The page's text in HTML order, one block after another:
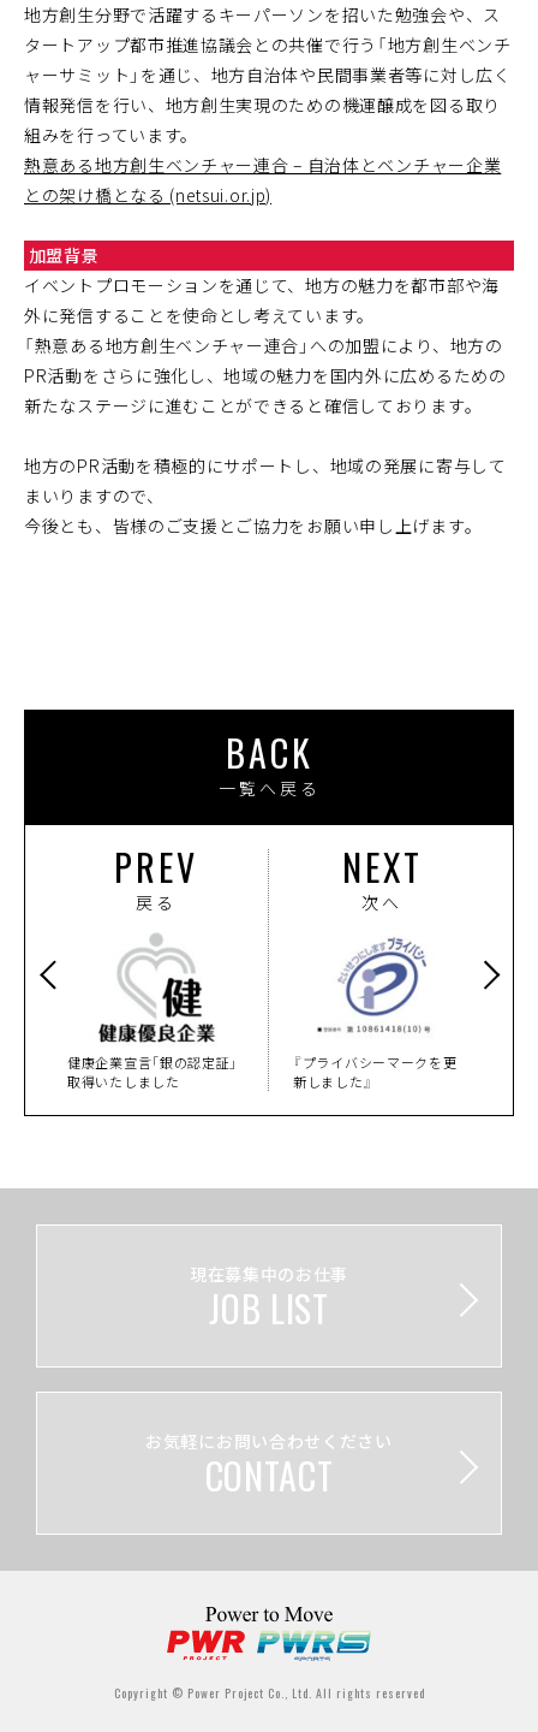
地方創生分野で活躍するキーパーソンを招いた勉強会や、ス
タートアップ都市推進協議会との共催で行う「地方創生ベンチ
ャーサミット」を通じ、地方自治体や⺠間事業者等に対し広く
情報発信を行い、地方創生実現のための機運醸成を図る取り
組みを行っています。
熱意ある地方創生ベンチャー連合 – 自治体とベンチャー企業
との架け橋となる (netsui.or.jp)
加盟背景
イベントプロモーションを通じて、地方の魅力を都市部や海
外に発信することを使命とし考えています。
「熱意ある地方創生ベンチャー連合」への加盟により、地方の
PR活動をさらに強化し、地域の魅力を国内外に広めるための
新たなステージに進むことができると確信しております。
地方のPR活動を積極的にサポートし、地域の発展に寄与して
まいりますので、
今後とも、皆様のご支援とご協力をお願い申し上げます。
PREV
戻る
健康企業宣言「銀の認定証」
取得いたしました
BACK
一覧へ戻る
『プライバシーマークを更
新しました』
NEXT
次へ
現在募集中のお仕事
JOB LIST
お気軽にお問い合わせください
CONTACT
Copyright © Power Project Co., Ltd. All rights reserved